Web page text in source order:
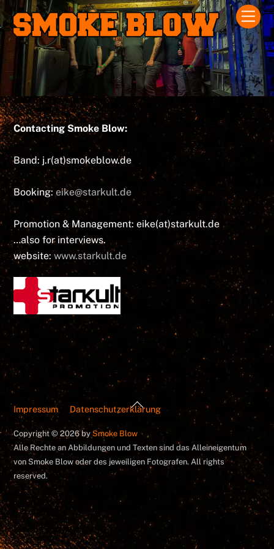
Skip
to
content
Contacting Smoke Blow:
Band: j.r(at)smokeblow.de
Booking:eike@starkult.de
Promotion & Management: eike(at)starkult.de
…also for interviews.
website:www.starkult.de
Back
To
Top
Impressum Datenschutzerklärung
Copyright © 2026 bySmoke Blow
Alle Rechte an Abbildungen und Texten sind das Alleineigentum
von Smoke Blow oder des jeweiligen Fotografen. All rights
reserved.